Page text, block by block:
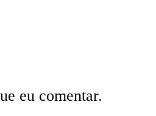
eu comentar.